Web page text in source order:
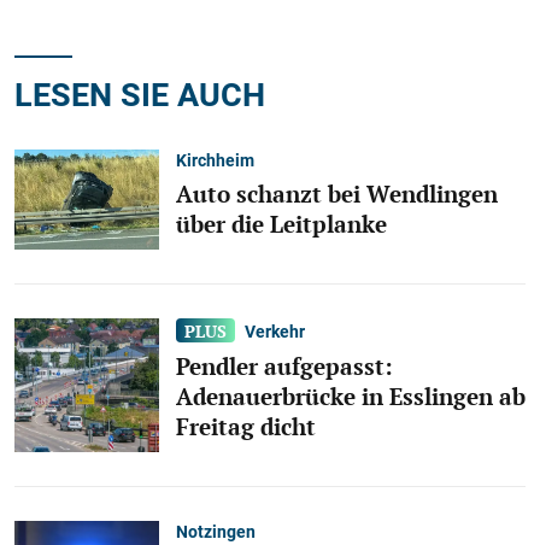
LESEN SIE AUCH
Kirchheim
Auto schanzt bei Wendlingen
über die Leitplanke
Verkehr
Pendler aufgepasst:
Adenauerbrücke in Esslingen ab
Freitag dicht
Notzingen